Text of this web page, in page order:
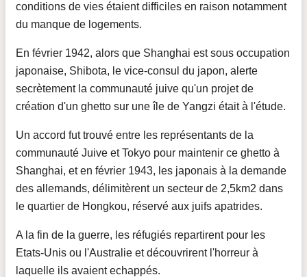
conditions de vies étaient difficiles en raison notamment
du manque de logements.
En février 1942, alors que Shanghai est sous occupation
japonaise, Shibota, le vice-consul du japon, alerte
secrètement la communauté juive qu'un projet de
création d'un ghetto sur une île de Yangzi était à l'étude.
Un accord fut trouvé entre les représentants de la
communauté Juive et Tokyo pour maintenir ce ghetto à
Shanghai, et en février 1943, les japonais à la demande
des allemands, délimitèrent un secteur de 2,5km2 dans
le quartier de Hongkou, réservé aux juifs apatrides.
A la fin de la guerre, les réfugiés repartirent pour les
Etats-Unis ou l'Australie et découvrirent l'horreur à
laquelle ils avaient echappés.